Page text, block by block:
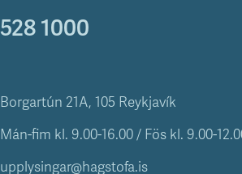
528 1000
Borgartún 21A, 105 Reykjavík
Mán-fim kl. 9.00-16.00 / Fös kl. 9.00-
upplysingar@hagstofa.is